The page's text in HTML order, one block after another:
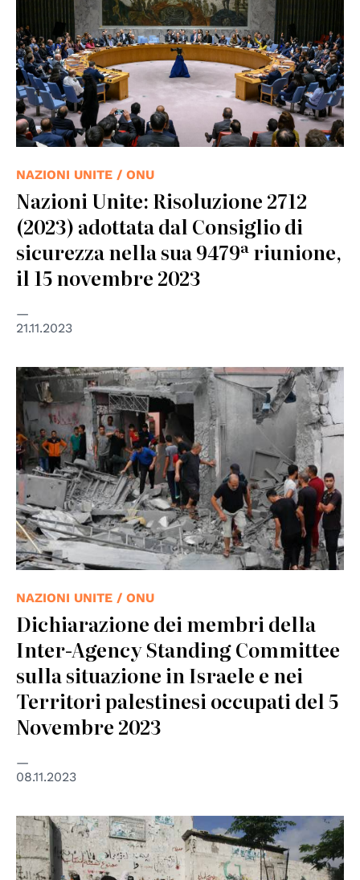
NAZIONI UNITE / ONU
Nazioni Unite: Risoluzione 2712
(2023) adottata dal Consiglio di
sicurezza nella sua 9479ª riunione,
il 15 novembre 2023
21.11.2023
NAZIONI UNITE / ONU
Dichiarazione dei membri della
Inter-Agency Standing Committee
sulla situazione in Israele e nei
Territori palestinesi occupati del 5
Novembre 2023
08.11.2023
© ICRC